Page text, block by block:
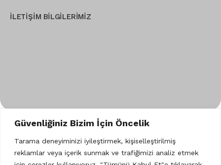
Güvenliğiniz Bizim İçin Öncelik
Tarama deneyiminizi iyileştirmek, kişiselleştirilmiş
reklamlar veya içerik sunmak ve trafiğimizi analiz etmek
İLETİŞİM BİLGİLERİMİZ
HAKKIMIZDA HİZMETLERİMİZ EUROPAGES
TTA-KARİYER BLOG İLETİŞİM